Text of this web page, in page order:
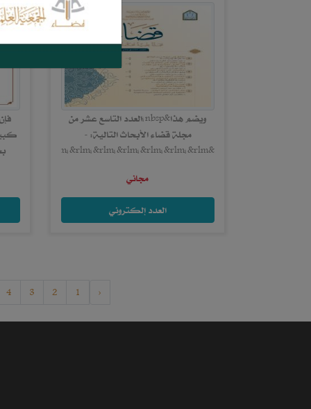
ويضم هذا&nbsp;العدد التاسع عشر من
مجلة قضاء الأبحاث التالية: -
&rlm;&rlm;&rlm;&rlm;&rlm;&rlm;&rlm;&rlm;&rlm;&rlm;&rlm;&rlm;&rlm;&rlm;&rlm;&...
مجاني
العدد إلكتروني
‹
1
2
3
4